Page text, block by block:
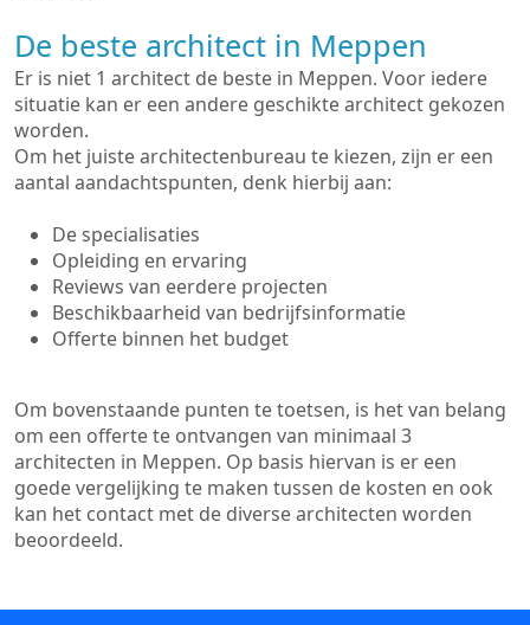
De beste architect in Meppen
Er is niet 1 architect de beste in Meppen. Voor iedere
situatie kan er een andere geschikte architect gekozen
worden.
Om het juiste architectenbureau te kiezen, zijn er een
aantal aandachtspunten, denk hierbij aan:
De specialisaties
Opleiding en ervaring
Reviews van eerdere projecten
Beschikbaarheid van bedrijfsinformatie
Offerte binnen het budget
Om bovenstaande punten te toetsen, is het van belang
om een offerte te ontvangen van minimaal 3
architecten in Meppen. Op basis hiervan is er een
goede vergelijking te maken tussen de kosten en ook
kan het contact met de diverse architecten worden
beoordeeld.